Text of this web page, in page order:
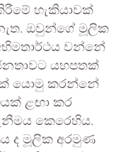
හැකියාවක්
ඔවුන්ගේ මූලික
වන්නේ
යහපතක්
යොමු කරන්නේ
ළඟා කර
කෙරෙහිය.
ද මූලික අරමුණ